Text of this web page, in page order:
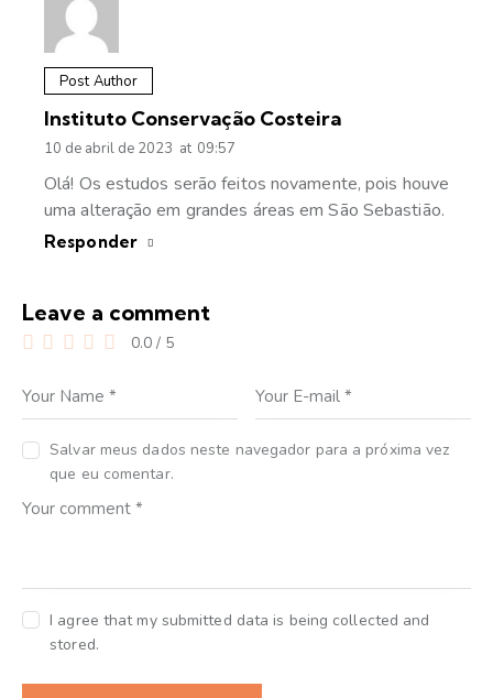
Post Author
Instituto Conservação Costeira
10 de abril de 2023 at 09:57
Olá! Os estudos serão feitos novamente, pois houve
uma alteração em grandes áreas em São Sebastião.
Responder
Leave a comment
0.0 / 5
Salvar meus dados neste navegador para a próxima vez
que eu comentar.
I agree that my submitted data is being collected and
stored.